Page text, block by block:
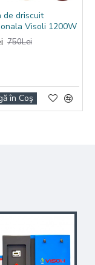
fiabilitate pe
de driscuit
Visoli 1200W
750Lei
în Coş